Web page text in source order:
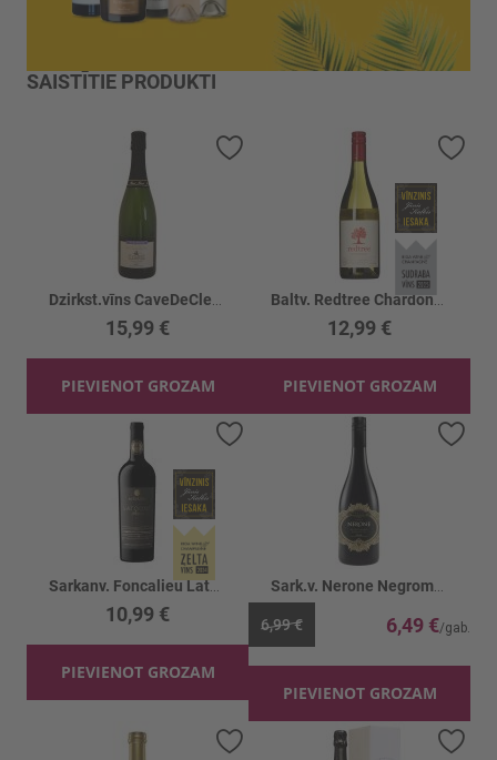
SAISTĪTIE PRODUKTI
15,99 €
PIEVIENOT GROZAM
Pievienot vēlmju sarakstam
12,99 €
PIEVIENOT GROZAM
Sarkanv. Foncalieu Latoque 14%
10,99 €
PIEVIENOT GROZAM
6,99 € 6,49 €
PIEVIENOT GROZAM
Pievienot vēlmju sarakstam